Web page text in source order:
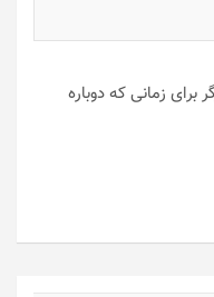
برای زمانی که دوباره